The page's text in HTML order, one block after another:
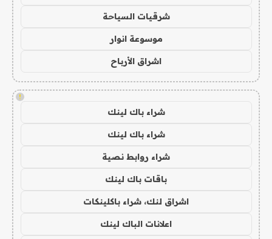
شرقيات السياحة
موسوعة انوار
اشراق الأرباح
!
شراء باك لينك
شراء باك لينك
شراء روابط نصية
باقات باك لينك
اشراق لنك، شراء باكلينكات
اعلانات الباك لينك